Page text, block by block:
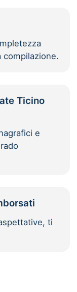
compilazione.
Ticino
e
ti